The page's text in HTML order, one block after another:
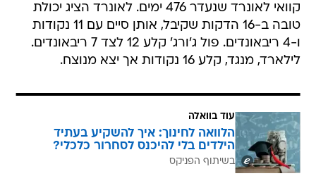
קוואי לאונרד שנעדר 476 ימים. לאונרד הציג יכולת
טובה ב-16 הדקות שקיבל, אותן סיים עם 11 נקודות
ו-4 ריבאונדים. פול ג'ורג' קלע 12 לצד 7 ריבאונדים.
לילארד, מנגד, קלע 16 נקודות אך יצא מנוצח.
עוד בוואלה
הלוואה לחינוך: איך להשקיע בעתיד
הילדים בלי להיכנס לסחרור כלכלי?
בשיתוף הפניקס